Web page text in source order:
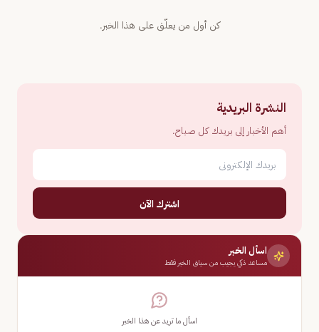
كن أول من يعلّق على هذا الخبر.
النشرة البريدية
أهم الأخبار إلى بريدك كل صباح.
اشترك الآن
اسأل الخبر
مساعد ذكي يجيب من سياق الخبر فقط
اسأل ما تريد عن هذا الخبر